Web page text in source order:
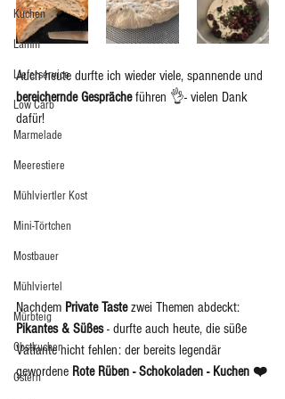
Kuchen
Lamm
Lieferservice
Low Carb
Marmelade
Meerestiere
Mühlviertler Kost
Mini-Törtchen
Mostbauer
Mühlviertel
Mürbteig
Obstkuchen
Ostern
Auch heute durfte ich wieder viele, spannende und
bereichernde Gespräche führen 👌- vielen Dank
dafür!
Nachdem Private Taste zwei Themen abdeckt:
Pikantes & Süßes - durfte auch heute, die süße
Vatiante nicht fehlen: der bereits legendär
gewordene Rote Rüben - Schokoladen - Kuchen ❤️